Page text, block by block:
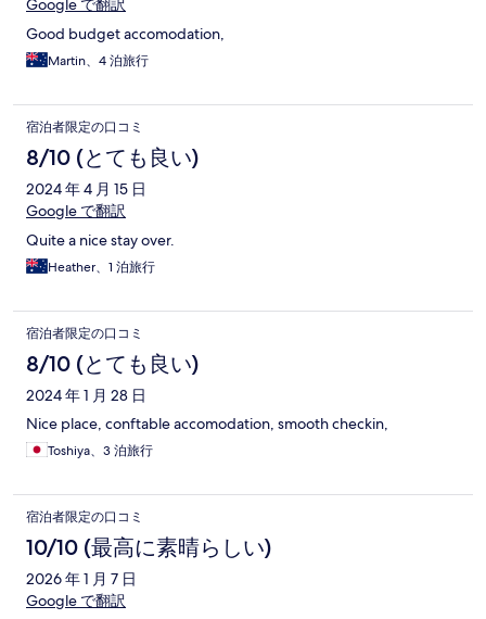
Google で翻訳
Good budget accomodation,
Martin、4 泊旅行
宿泊者限定の口コミ
8/10 (とても良い)
2024 年 4 月 15 日
Google で翻訳
Quite a nice stay over.
Heather、1 泊旅行
宿泊者限定の口コミ
8/10 (とても良い)
2024 年 1 月 28 日
Nice place, conftable accomodation, smooth checkin,
Toshiya、3 泊旅行
宿泊者限定の口コミ
10/10 (最高に素晴らしい)
2026 年 1 月 7 日
Google で翻訳